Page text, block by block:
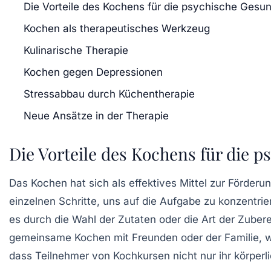
Die Vorteile des Kochens für die psychische
Kochen als therapeutisches Werkzeug
Kulinarische Therapie
Kochen gegen Depressionen
Stressabbau durch Küchentherapie
Neue Ansätze in der Therapie
Die Vorteile des Kochens für die
Das Kochen hat sich als effektives Mittel zur
einzelnen Schritte, uns auf die Aufgabe zu
es durch die Wahl der Zutaten oder die Art der
gemeinsame Kochen mit Freunden oder der Familie,
dass Teilnehmer von Kochkursen nicht nur ihr